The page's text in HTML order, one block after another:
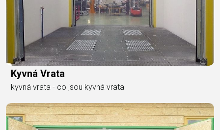
Kyvná Vrata
kyvná vrata - co jsou kyvná vrata